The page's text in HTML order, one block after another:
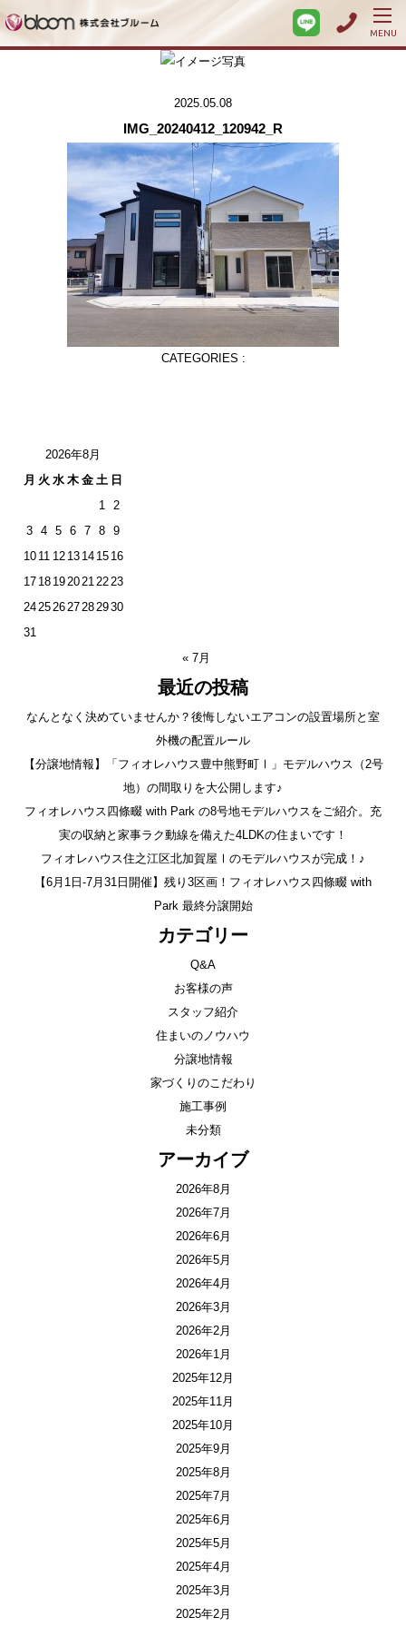
MENU
2025.05.08
IMG_20240412_120942_R
CATEGORIES :
2026年8月
月 火 水 木 金 土 日
1
2
3
4 5 6 7 8
9
10 11 12 13 14 15 16
17 18 1920212223
24252627282930
31
« 7月
最近の投稿
なんとなく決めていませんか？後悔しないエアコンの設置場所と室
外機の配置ルール
【分譲地情報】「フィオレハウス豊中熊野町Ⅰ」モデルハウス（2号
地）の間取りを大公開します♪
フィオレハウス四條畷 with Park の8号地モデルハウスをご紹介。充
実の収納と家事ラク動線を備えた4LDKの住まいです！
フィオレハウス住之江区北加賀屋Ⅰのモデルハウスが完成！♪
【6月1日-7月31日開催】残り3区画！フィオレハウス四條畷 with
Park 最終分譲開始
カテゴリー
Q&A
お客様の声
スタッフ紹介
住まいのノウハウ
分譲地情報
家づくりのこだわり
施工事例
未分類
アーカイブ
2026年8月
2026年7月
2026年6月
2026年5月
2026年4月
2026年3月
2026年2月
2026年1月
2025年12月
2025年11月
2025年10月
2025年9月
2025年8月
2025年7月
2025年6月
2025年5月
2025年4月
2025年3月
2025年2月